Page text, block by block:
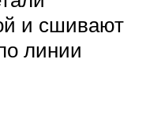
и сшивают
линии